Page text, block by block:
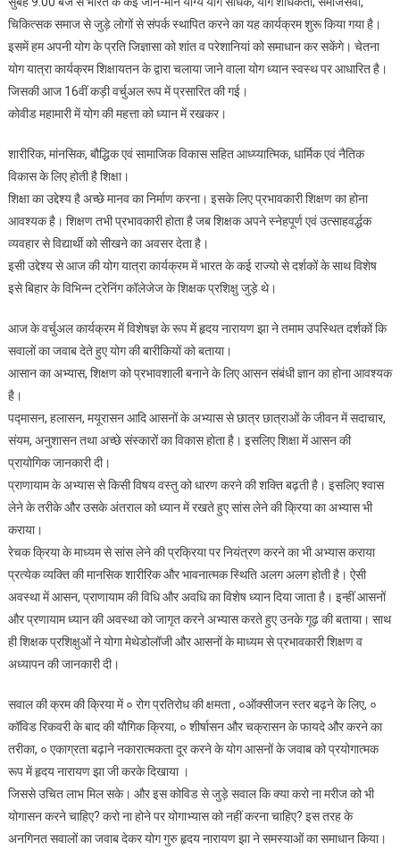
चिकित्सक समाज से जुड़े लोगों से संपर्क स्थापित करने का यह कार्यक्रम शुरू किया गया है।
इसमें हम अपनी योग के प्रति जिज्ञासा को शांत व परेशानियां को समाधान कर सकेंगे। चेतना
योग यात्रा कार्यक्रम शिक्षायतन के द्वारा चलाया जाने वाला योग ध्यान स्वस्थ पर आधारित है।
जिसकी आज 16वीं कड़ी वर्चुअल रूप में प्रसारित की गई।
कोवीड महामारी में योग की महत्ता को ध्यान में रखकर।
शारीरिक, मांनसिक, बौद्धिक एवं सामाजिक विकास सहित आध्य्यात्मिक, धार्मिक एवं नैतिक
विकास के लिए होती है शिक्षा।
शिक्षा का उद्देश्य है अच्छे मानव का निर्माण करना। इसके लिए प्रभावकारी शिक्षण का होना
आवश्यक है। शिक्षण तभी प्रभावकारी होता है जब शिक्षक अपने स्नेहपूर्ण एवं उत्साहवर्द्धक
व्यवहार से विद्यार्थी को सीखने का अवसर देता है।
इसी उद्देश्य से आज की योग यात्रा कार्यक्रम में भारत के कई राज्यो से दर्शकों के साथ विशेष
इसे बिहार के विभिन्न ट्रेनिंग कॉलेजेज के शिक्षक प्रशिक्षु जुड़े थे।
आज के वर्चुअल कार्यक्रम में विशेषज्ञ के रूप में हृदय नारायण झा ने तमाम उपस्थित दर्शकों कि
सवालों का जवाब देते हुए योग की बारीकियों को बताया।
आसान का अभ्यास, शिक्षण को प्रभावशाली बनाने के लिए आसन संबंधी ज्ञान का होना आवश्यक
है।
पद्मासन, हलासन, मयूरासन आदि आसनों के अभ्यास से छात्र छात्राओं के जीवन में सदाचार,
संयम, अनुशासन तथा अच्छे संस्कारों का विकास होता है। इसलिए शिक्षा में आसन की
प्रायोगिक जानकारी दी।
प्राणायाम के अभ्यास से किसी विषय वस्तु को धारण करने की शक्ति बढ़ती है। इसलिए श्वास
लेने के तरीके और उसके अंतराल को ध्यान में रखते हुए सांस लेने की क्रिया का अभ्यास भी
कराया।
रेचक क्रिया के माध्यम से सांस लेने की प्रक्रिया पर नियंत्रण करने का भी अभ्यास कराया
प्रत्येक व्यक्ति की मानसिक शारीरिक और भावनात्मक स्थिति अलग अलग होती है। ऐसी
अवस्था में आसन, प्राणायाम की विधि और अवधि का विशेष ध्यान दिया जाता है। इन्हीं आसनों
और प्रणायाम ध्यान की अवस्था को जागृत करने अभ्यास करते हुए उनके गूढ़ की बताया। साथ
ही शिक्षक प्रशिक्षुओं ने योगा मेथेडोलॉजी और आसनों के माध्यम से प्रभावकारी शिक्षण व
अध्यापन की जानकारी दी।
सवाल की क्रम की क्रिया में ० रोग प्रतिरोध की क्षमता , ०ऑक्सीजन स्तर बढ़ने के लिए, ०
कॉविड रिकवरी के बाद की यौगिक क्रिया, ० शीर्षासन और चक्रासन के फायदे और करने का
तरीका, ० एकाग्रता बढ़ाने नकारात्मकता दूर करने के योग आसनों के जवाब को प्रयोगात्मक
रूप में हृदय नारायण झा जी करके दिखाया ।
जिससे उचित लाभ मिल सके। और इस कोविड से जुड़े सवाल कि क्या करो ना मरीज को भी
योगासन करने चाहिए? करो ना होने पर योगाभ्यास को नहीं करना चाहिए? इस तरह के
अनगिनत सवालों का जवाब देकर योग गुरु हृदय नारायण झा ने समस्याओं का समाधान किया।